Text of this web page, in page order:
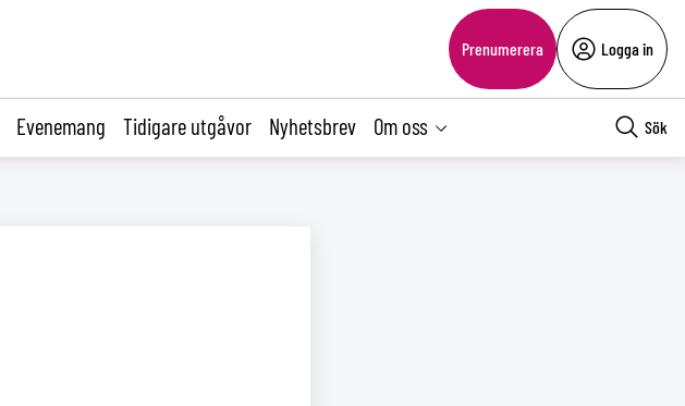
Prenumerera Logga in
Evenemang Tidigare utgåvor Nyhetsbrev Om oss Sök